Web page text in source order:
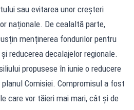
sau evitarea unor creșteri
naționale. De cealaltă parte,
menținerea fondurilor pentru
reducerea decalajelor regionale.
propusese în iunie o reducere
Comisiei. Compromisul a fost
care vor tăieri mai mari, cât și de